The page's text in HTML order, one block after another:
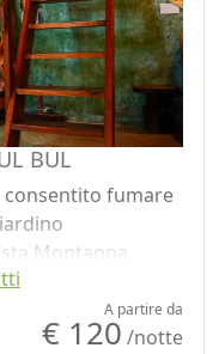
BUL
consentito fumare
Montagna
lago
giardinoA partire da
€ 120 /notte